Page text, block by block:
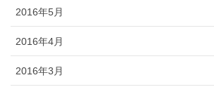
2016年5月
2016年4月
2016年3月